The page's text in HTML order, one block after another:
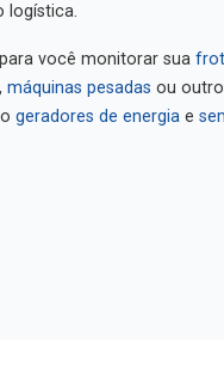
logística.
você monitorar sua
, máquinas pesadas ou
geradores de energia e